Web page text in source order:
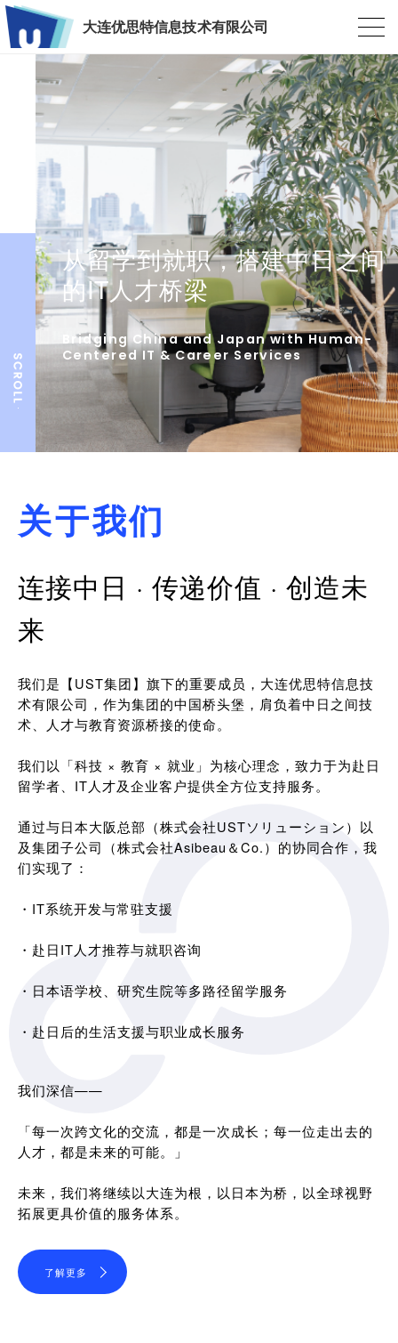
大连优思特信息技术有限公司
从留学到就职，搭建中日之间
的IT人才桥梁
Bridging China and Japan with Human-
Centered IT & Career Services
关于我们
连接中日 · 传递价值 · 创造未
来
我们是【UST集团】旗下的重要成员，大连优思特信息技
术有限公司，作为集团的中国桥头堡，肩负着中日之间技
术、人才与教育资源桥接的使命。
我们以「科技 × 教育 × 就业」为核心理念，致力于为赴日
留学者、IT人才及企业客户提供全方位支持服务。
通过与日本大阪总部（株式会社USTソリューション）以
及集团子公司（株式会社Asibeau＆Co.）的协同合作，我
们实现了：
・IT系统开发与常驻支援
・赴日IT人才推荐与就职咨询
・日本语学校、研究生院等多路径留学服务
・赴日后的生活支援与职业成长服务
我们深信——
「每一次跨文化的交流，都是一次成长；每一位走出去的
人才，都是未来的可能。」
未来，我们将继续以大连为根，以日本为桥，以全球视野
拓展更具价值的服务体系。
了解更多